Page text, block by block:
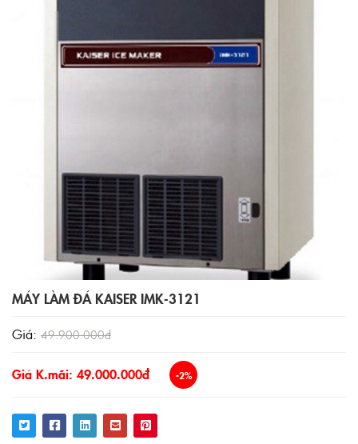
MÁY LÀM ĐÁ KAISER IMK-3121
Giá: 49.900.000đ
Giá K.mãi: 49.000.000đ -2%